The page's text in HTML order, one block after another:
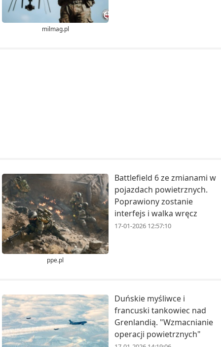
milmag.pl
ppe.pl
Battlefield 6 ze zmianami w
pojazdach powietrznych.
Poprawiony zostanie
interfejs i walka wręcz
17-01-2026 12:57:10
Duńskie myśliwce i
francuski tankowiec nad
Grenlandią. "Wzmacnianie
operacji powietrznych"